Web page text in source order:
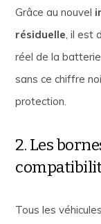
Grâce au nouvel
résiduelle, il est
réel de la
sans ce chiffre
protection.
2. Les
Tous les